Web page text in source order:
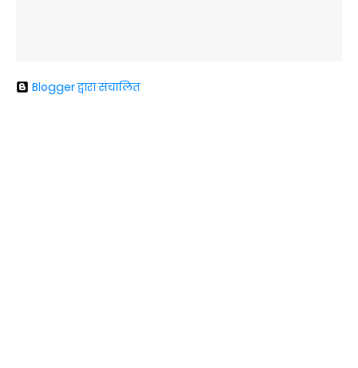
Blogger द्वारा संचालित